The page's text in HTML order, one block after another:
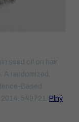
seed oil on hair
randomized,
Based
549721.
Plný